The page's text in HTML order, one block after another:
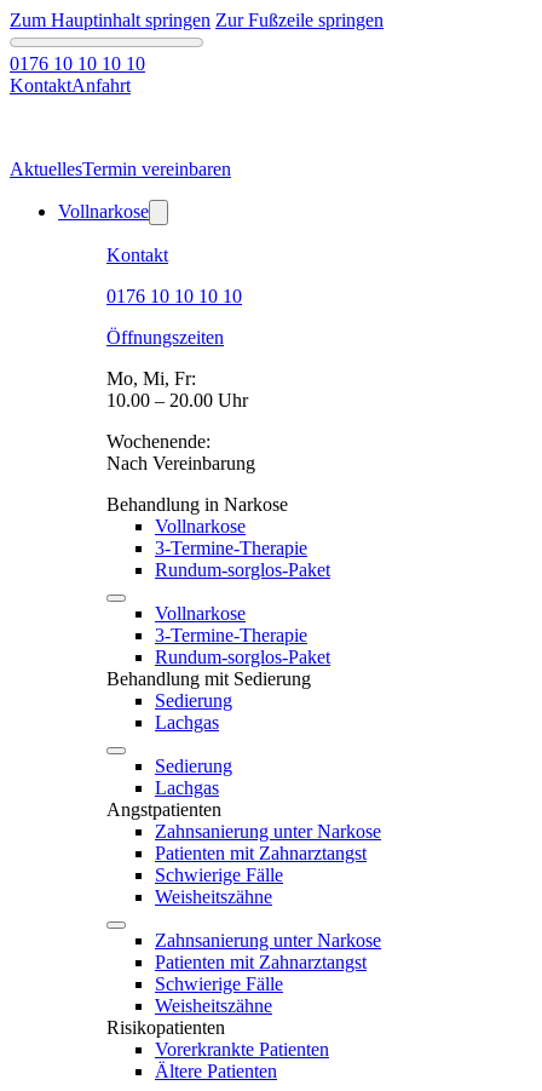
Zum Hauptinhalt springen Zur Fußzeile springen
0176 10 10 10 10
KontaktAnfahrt
AktuellesTermin vereinbaren
Vollnarkose
Kontakt
0176 10 10 10 10
Öffnungszeiten
Mo, Mi, Fr:
10.00 – 20.00 Uhr
Wochenende:
Nach Vereinbarung
Behandlung in Narkose
Vollnarkose
3-Termine-Therapie
Rundum-sorglos-Paket
Vollnarkose
3-Termine-Therapie
Rundum-sorglos-Paket
Behandlung mit Sedierung
Sedierung
Lachgas
Sedierung
Lachgas
Angstpatienten
Zahnsanierung unter Narkose
Patienten mit Zahnarztangst
Schwierige Fälle
Weisheitszähne
Zahnsanierung unter Narkose
Patienten mit Zahnarztangst
Schwierige Fälle
Weisheitszähne
Risikopatienten
Vorerkrankte Patienten
Ältere Patienten